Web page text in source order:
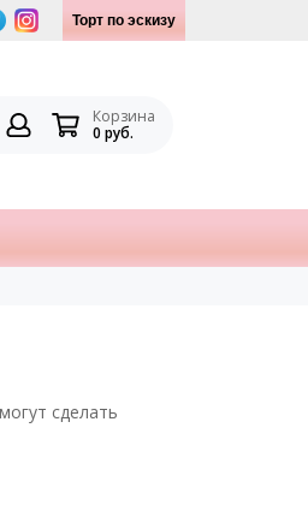
Торт по эскизу
Корзина
0 руб.
сделать